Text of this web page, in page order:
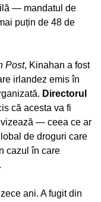
— mandatul de
puțin de 48 de
Post, Kinahan a fost
irlandez emis în
Directorul
că acesta va fi
— ceea ce ar
de droguri care
cazul în care
ani. A fugit din